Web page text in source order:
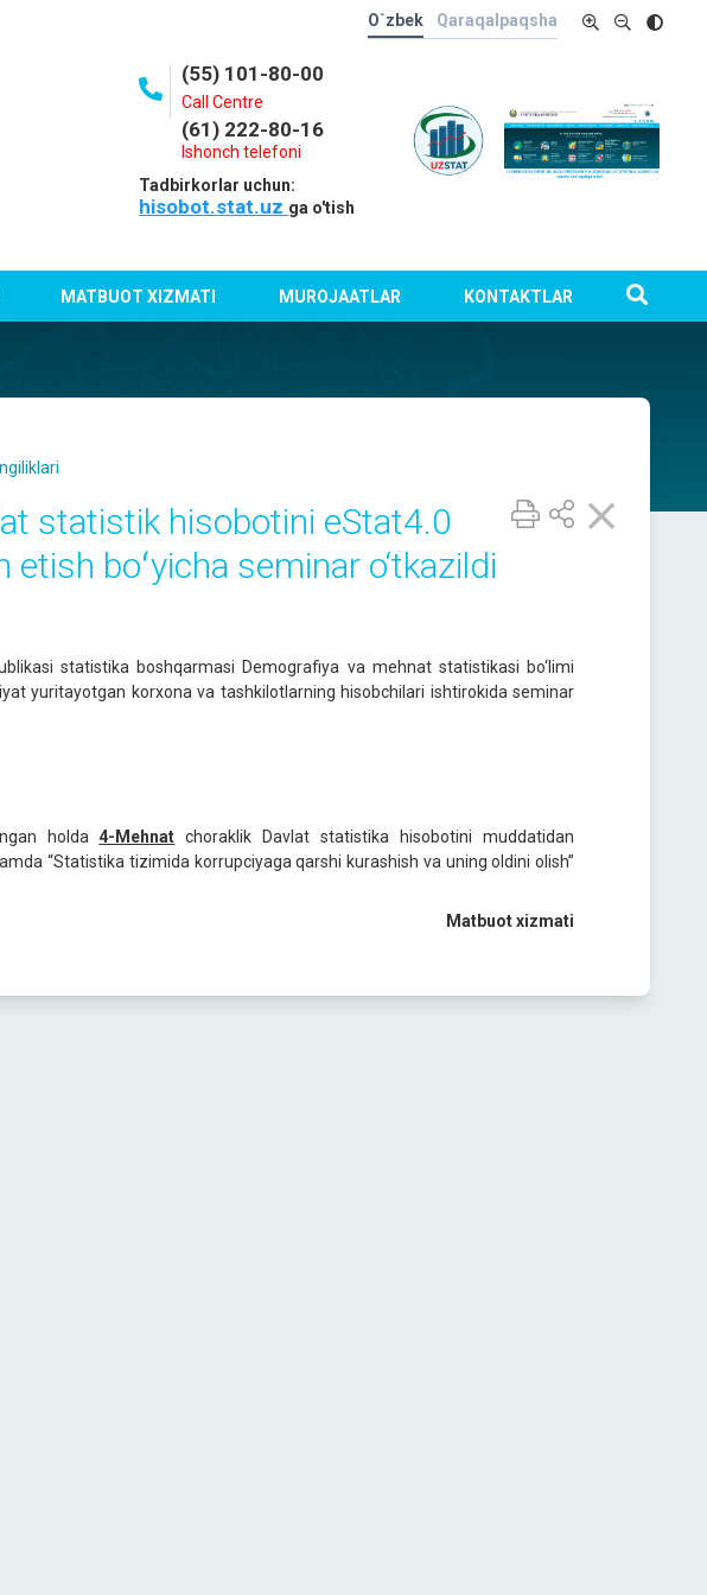
O`zbek Qaraqalpaqsha
(55) 101-80-00
Call Centre
(61) 222-80-16
Ishonch telefoni
Tadbirkorlar uchun:
hisobot.stat.uz ga o'tish
MATBUOT XIZMATI MUROJAATLAR KONTAKTLAR
statistik hisobotini eStat4.0
boʻyicha seminar o‘tkazildi
statistika boshqarmasi Demografiya va mehnat statistikasi bo‘limi
yuritayotgan korxona va tashkilotlarning hisobchilari ishtirokida seminar
holda4-Mehnat choraklik Davlat statistika hisobotini muddatidan
“Statistika tizimida korrupciyaga qarshi kurashish va uning oldini olish”
Matbuot xizmati